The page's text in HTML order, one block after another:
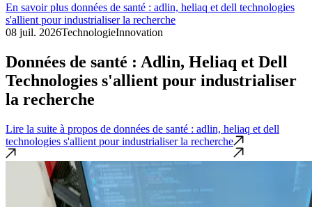
En savoir plus données de santé : adlin, heliaq et dell technologies
s'allient pour industrialiser la recherche
08 juil. 2026TechnologieInnovation
Données de santé : Adlin, Heliaq et Dell
Technologies s'allient pour industrialiser
la recherche
Lire la suite à propos de données de santé : adlin, heliaq et dell
technologies s'allient pour industrialiser la recherche